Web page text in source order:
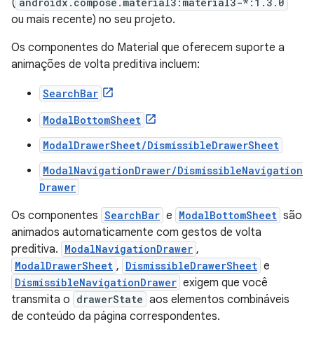
(
ou mais recente) no seu projeto.
Os componentes do Material que oferecem suporte a
animações de volta preditiva incluem:
SearchBar
ModalBottomSheet
ModalDrawerSheet/DismissibleDrawerSheet
ModalNavigationDrawer/DismissibleNavigation
Drawer
Os componentes SearchBar e ModalBottomSheet são
animados automaticamente com gestos de volta
preditiva. ModalNavigationDrawer ,
ModalDrawerSheet , DismissibleDrawerSheet e
DismissibleNavigationDrawer exigem que você
transmita o drawerState aos elementos combináveis
de conteúdo da página correspondentes.